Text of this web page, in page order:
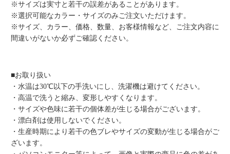
※サイズは実寸と若干の誤差があることがあります。
※選択可能なカラー・サイズのみご注文いただけます。
※サイズ、カラー、価格、数量、お客様情報など、ご注文内容に
間違いがないか必ずご確認ください。
■お取り扱い
・水温は30℃以下の手洗いにし、洗濯機は避けてください。
・高温で洗うと縮み、変形しやすくなります。
・サイズや色味に若干の個体差が生じる場合がございます。
・漂白剤は使用しないでください。
・生産時期により若干の色ブレやサイズの変動が生じる場合がご
ざいます。